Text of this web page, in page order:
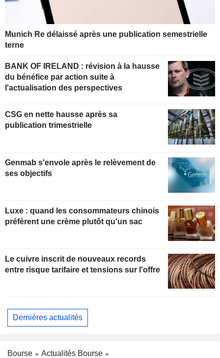
Munich Re délaissé après une publication semestrielle
terne
BANK OF IRELAND : révision à la hausse
du bénéfice par action suite à
l'actualisation des perspectives
CSG en nette hausse après sa
publication trimestrielle
Genmab s'envole après le relèvement de
ses objectifs
Luxe : quand les consommateurs chinois
préfèrent une crème plutôt qu'un sac
Le cuivre inscrit de nouveaux records
entre risque tarifaire et tensions sur l'offre
Dernières actualités
Bourse
Actualités Bourse